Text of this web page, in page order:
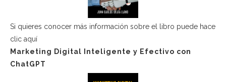
Si quieres conocer más información sobre el libro puede hace
clic aquí
Marketing Digital Inteligente y Efectivo con
ChatGPT